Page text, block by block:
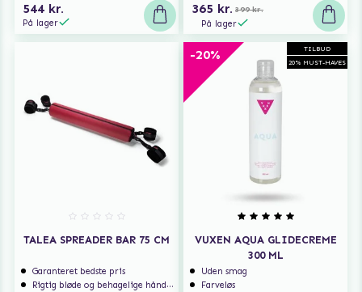
544 kr.
På lager
365 kr. 399 kr.
På lager
TALEA SPREADER BAR 75 CM
Garanteret bedste pris
Rigtig bløde og behagelige håndjern
TILBUD
20% MUST-HAVES
-20%
VUXEN AQUA GLIDECREME
300 ML
Uden smag
Farveløs